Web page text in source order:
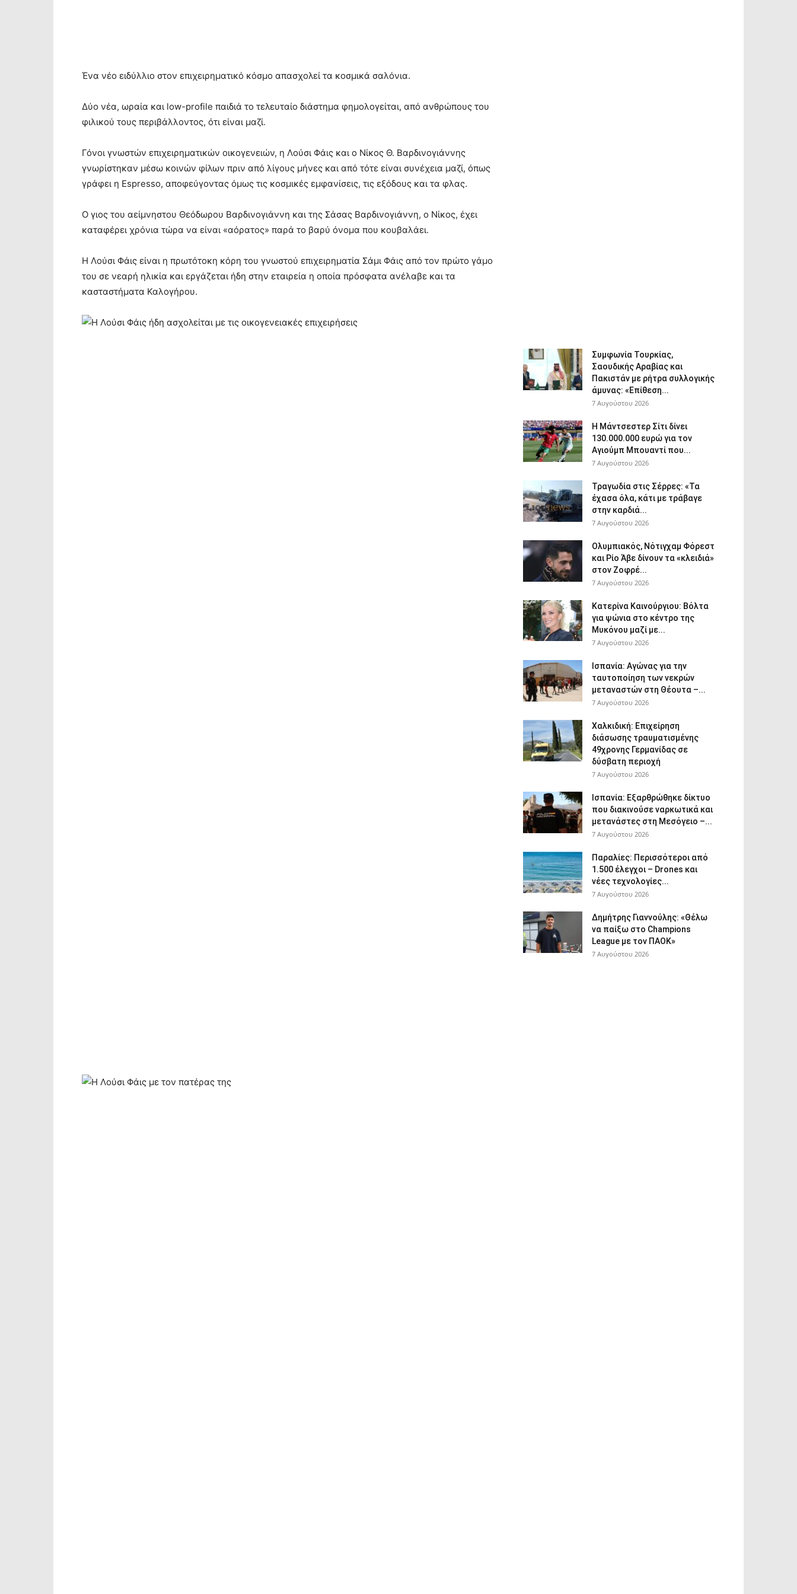
Ένα νέο ειδύλλιο στον επιχειρηματικό κόσμο απασχολεί τα κοσμικά σαλόνια.
Δύο νέα, ωραία και low-profile παιδιά το τελευταίο διάστημα φημολογείται, από ανθρώπους του
φιλικού τους περιβάλλοντος, ότι είναι μαζί.
Γόνοι γνωστών επιχειρηματικών οικογενειών, η Λούσι Φάις και ο Νίκος Θ. Βαρδινογιάννης
γνωρίστηκαν μέσω κοινών φίλων πριν από λίγους μήνες και από τότε είναι συνέχεια μαζί, όπως
γράφει η Espresso, αποφεύγοντας όμως τις κοσμικές εμφανίσεις, τις εξόδους και τα φλας.
Ο γιος του αείμνηστου Θεόδωρου Βαρδινογιάννη και της Σάσας Βαρδινογιάννη, ο Νίκος, έχει
καταφέρει χρόνια τώρα να είναι «αόρατος» παρά το βαρύ όνομα που κουβαλάει.
Η Λούσι Φάις είναι η πρωτότοκη κόρη του γνωστού επιχειρηματία Σάμι Φάις από τον πρώτο γάμο
του σε νεαρή ηλικία και εργάζεται ήδη στην εταιρεία η οποία πρόσφατα ανέλαβε και τα
κασταστήματα Καλογήρου.
Συμφωνία Τουρκίας,
Σαουδικής Αραβίας και
Πακιστάν με ρήτρα συλλογικής
άμυνας: «Επίθεση...
7 Αυγούστου 2026
Η Μάντσεστερ Σίτι δίνει
130.000.000 ευρώ για τον
Αγιούμπ Μπουαντί που...
7 Αυγούστου 2026
Τραγωδία στις Σέρρες: «Τα
έχασα όλα, κάτι με τράβαγε
στην καρδιά...
7 Αυγούστου 2026
Ολυμπιακός, Νότιγχαμ Φόρεστ
και Ρίο Άβε δίνουν τα «κλειδιά»
στον Ζοφρέ...
7 Αυγούστου 2026
Κατερίνα Καινούργιου: Βόλτα
για ψώνια στο κέντρο της
Μυκόνου μαζί με...
7 Αυγούστου 2026
Ισπανία: Αγώνας για την
ταυτοποίηση των νεκρών
μεταναστών στη Θέουτα –...
7 Αυγούστου 2026
Χαλκιδική: Επιχείρηση
διάσωσης τραυματισμένης
49χρονης Γερμανίδας σε
δύσβατη περιοχή
7 Αυγούστου 2026
Ισπανία: Εξαρθρώθηκε δίκτυο
που διακινούσε ναρκωτικά και
μετανάστες στη Μεσόγειο –...
7 Αυγούστου 2026
Παραλίες: Περισσότεροι από
1.500 έλεγχοι – Drones και
νέες τεχνολογίες...
7 Αυγούστου 2026
Δημήτρης Γιαννούλης: «Θέλω
να παίξω στο Champions
League με τον ΠΑΟΚ»
7 Αυγούστου 2026